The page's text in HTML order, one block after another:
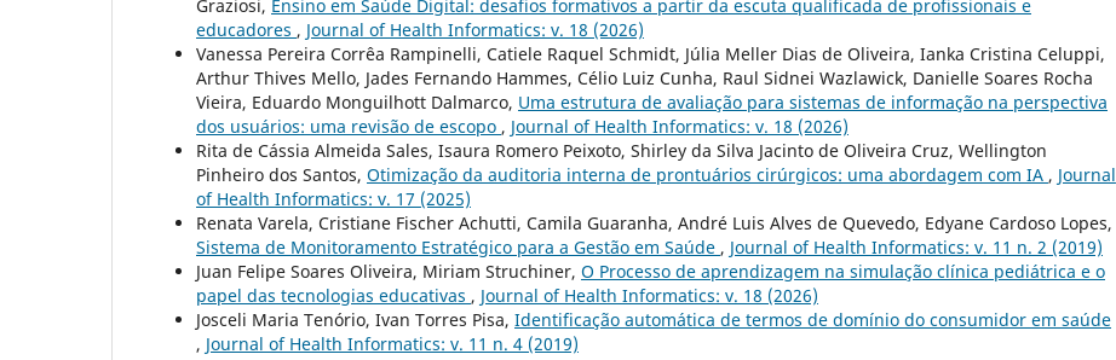
Graziosi, Ensino em Saúde Digital: desafios formativos a partir da escuta qualificada de profissionais e
educadores , Journal of Health Informatics: v. 18 (2026)
Vanessa Pereira Corrêa Rampinelli, Catiele Raquel Schmidt, Júlia Meller Dias de Oliveira, Ianka Cristina Celuppi,
Arthur Thives Mello, Jades Fernando Hammes, Célio Luiz Cunha, Raul Sidnei Wazlawick, Danielle Soares Rocha
Vieira, Eduardo Monguilhott Dalmarco, Uma estrutura de avaliação para sistemas de informação na perspectiva
dos usuários: uma revisão de escopo , Journal of Health Informatics: v. 18 (2026)
Rita de Cássia Almeida Sales, Isaura Romero Peixoto, Shirley da Silva Jacinto de Oliveira Cruz, Wellington
Pinheiro dos Santos, Otimização da auditoria interna de prontuários cirúrgicos: uma abordagem com IA , Journal
of Health Informatics: v. 17 (2025)
Renata Varela, Cristiane Fischer Achutti, Camila Guaranha, André Luis Alves de Quevedo, Edyane Cardoso Lopes,
Sistema de Monitoramento Estratégico para a Gestão em Saúde , Journal of Health Informatics: v. 11 n. 2 (2019)
Juan Felipe Soares Oliveira, Miriam Struchiner, O Processo de aprendizagem na simulação clínica pediátrica e o
papel das tecnologias educativas , Journal of Health Informatics: v. 18 (2026)
Josceli Maria Tenório, Ivan Torres Pisa, Identificação automática de termos de domínio do consumidor em saúde
, Journal of Health Informatics: v. 11 n. 4 (2019)